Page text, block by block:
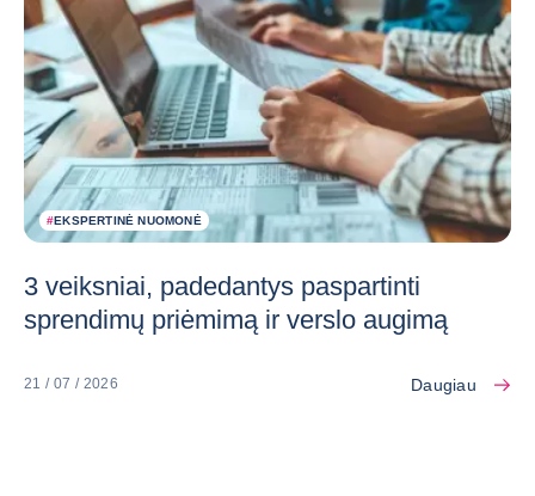
#EKSPERTINĖ NUOMONĖ
3 veiksniai, padedantys paspartinti
sprendimų priėmimą ir verslo augimą
21 / 07 / 2026 Daugiau